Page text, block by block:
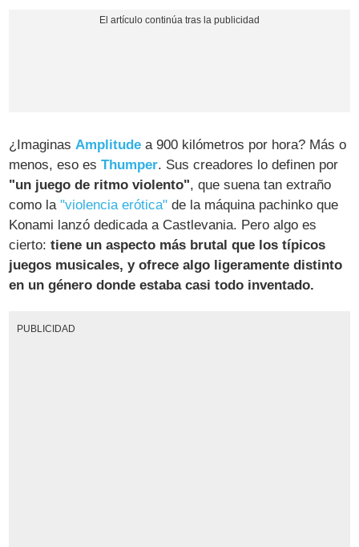
¿Imaginas Amplitude a 900 kilómetros por hora? Más o
menos, eso esThumper. Sus creadores lo definen por
"un juego de ritmo violento", que suena tan extraño
como la"violencia erótica" de la máquina pachinko que
Konami lanzó dedicada a Castlevania. Pero algo es
cierto:tiene un aspecto más brutal que los típicos
juegos musicales, y ofrece algo ligeramente distinto
en un género donde estaba casi todo inventado.
PUBLICIDAD